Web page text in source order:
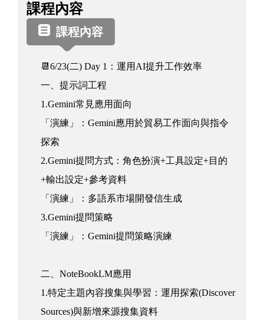
程
資
訊
課程內容
課程內容
📆6/23(二) Day 1：運用AI提升工作效率
一、提示詞工程
1.Gemini常見應用面向
「演練」：Gemini應用於貿易工作面向與指令
探索
2.Gemini提問方式：角色扮演+工具設定+目的
+輸出設定+參考資料
「演練」：多語系市場開發信生成
3.Gemini提問策略
「演練」：Gemini提問策略演練
二、NoteBookLM應用
1.特定主題內容搜集與學習：運用探索(Discover
Sources)與新增來源搜集資料